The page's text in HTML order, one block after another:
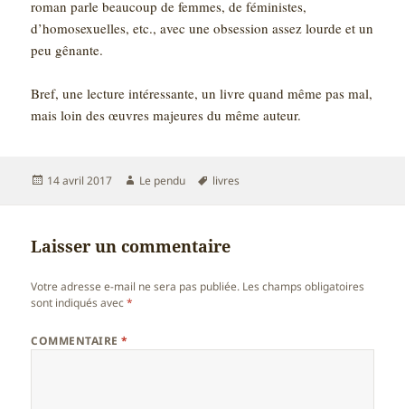
roman parle beaucoup de femmes, de féministes,
d’homosexuelles, etc., avec une obsession assez lourde et un
peu gênante.
Bref, une lecture intéressante, un livre quand même pas mal,
mais loin des œuvres majeures du même auteur.
Publié
14 avril 2017 Auteur
Le pendu
Mots-
livres
Laisser un commentaire
Votre adresse e-mail ne sera pas publiée. Les champs obligatoires
sont indiqués avec*
COMMENTAIRE*